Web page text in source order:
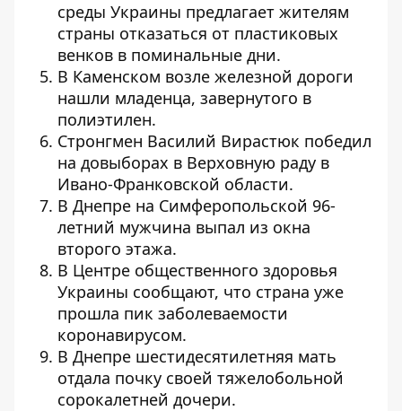
среды Украины предлагает жителям
страны отказаться от пластиковых
венков в поминальные дни.
В Каменском возле железной дороги
нашли младенца, завернутого в
полиэтилен.
Стронгмен Василий Вирастюк победил
на довыборах в Верховную раду в
Ивано-Франковской области.
В Днепре на Симферопольской 96-
летний мужчина выпал из окна
второго этажа.
В Центре общественного здоровья
Украины сообщают, что страна уже
прошла пик заболеваемости
коронавирусом.
В Днепре шестидесятилетняя мать
отдала почку своей тяжелобольной
сорокалетней дочери.